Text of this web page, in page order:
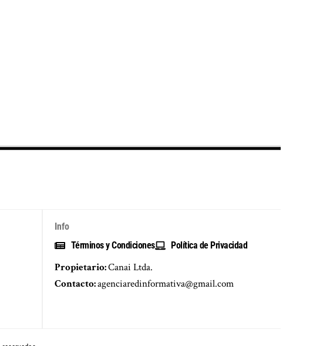
Info
Términos y Condiciones
Política de Privacidad
Propietario:Canai Ltda.
Contacto:agenciaredinformativa@gmail.com